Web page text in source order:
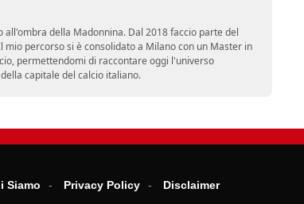
della Madonnina. Dal 2018 faccio parte del
percorso si è consolidato a Milano con un Master in
permettendomi di raccontare oggi l'universo
capitale del calcio italiano.
Siamo Privacy Policy Disclaimer